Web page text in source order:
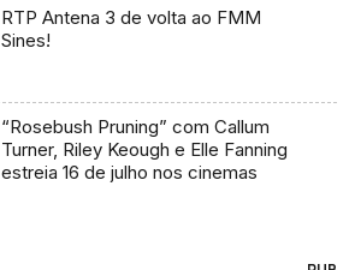
RTP Antena 3 de volta ao FMM
Sines!
“Rosebush Pruning” com Callum
Turner, Riley Keough e Elle Fanning
estreia 16 de julho nos cinemas